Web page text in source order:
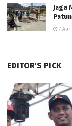
Jaga
7
EDITOR'S PICK